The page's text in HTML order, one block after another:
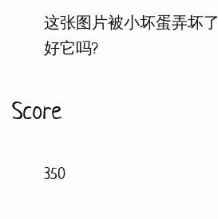
这张图片被小坏蛋弄坏
好它吗?
Score
350